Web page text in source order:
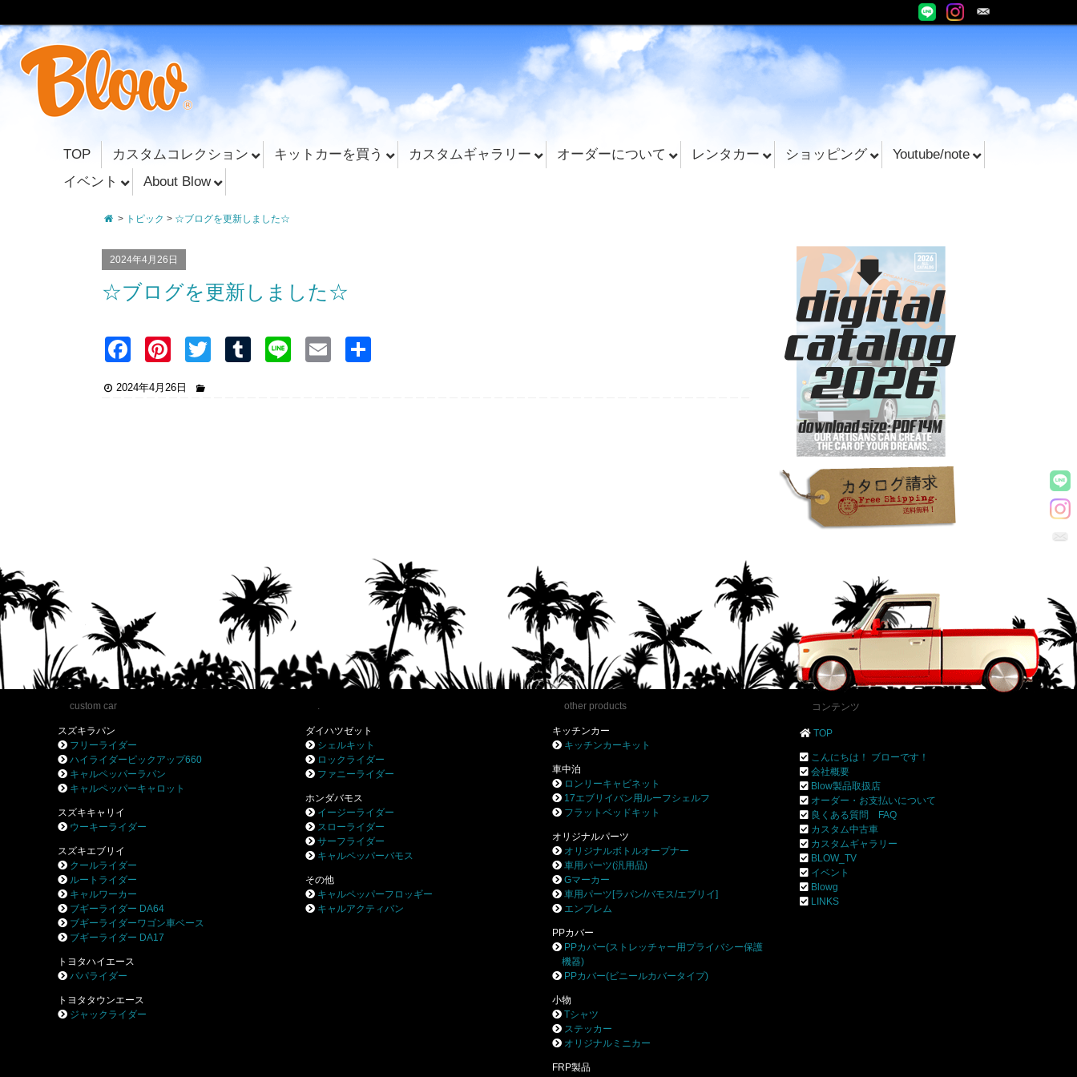
TOP カスタムコレクション キットカーを買う カスタムギャラリー オーダーについて レンタカー ショッピング
Youtube/note
イベント
About Blow
> トピック > ☆ブログを更新しました☆
2024年4月26日
☆ブログを更新しました☆
F
a
c
Pi
er
T
T
Li
E
2024年4月26日
custom car
スズキラパン
フリーライダー
ハイライダーピックアップ660
キャルペッパーラパン
キャルペッパーキャロット
スズキキャリイ
ウーキーライダー
スズキエブリイ
クールライダー
ルートライダー
キャルワーカー
ブギーライダー DA64
ブギーライダーワゴン車ベース
ブギーライダー DA17
トヨタハイエース
パパライダー
トヨタタウンエース
ジャックライダー
.
ダイハツゼット
シェルキット
ロックライダー
ファニーライダー
ホンダバモス
イージーライダー
スローライダー
サーフライダー
キャルペッパーバモス
その他
キャルペッパーフロッギー
キャルアクティバン
other products
キッチンカー
キッチンカーキット
車中泊
ロンリーキャビネット
17エブリイバン用ルーフシェルフ
フラットベッドキット
オリジナルパーツ
オリジナルボトルオープナー
車用パーツ(汎用品)
Gマーカー
車用パーツ[ラパン/バモス/エブリイ]
エンブレム
PPカバー
PPカバー(ストレッチャー用プライバシー保護
機器)
PPカバー(ビニールカバータイプ)
小物
Tシャツ
ステッカー
オリジナルミニカー
FRP製品
コンテンツ
TOP
こんにちは！ ブローです！
会社概要
Blow製品取扱店
オーダー・お支払いについて
良くある質問 FAQ
カスタム中古車
カスタムギャラリー
BLOW_TV
イベント
Blowg
LINKS